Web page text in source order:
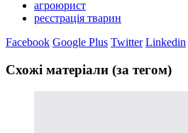
агроюрист
реєстрація тварин
Facebook Google Plus Twitter Linkedin
Схожі матеріали (за тегом)